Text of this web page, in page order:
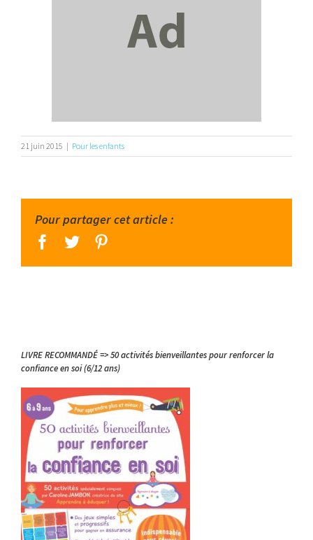
21 juin 2015 | Pour les enfants
Pour partager cet article :
facebook
twitter
LIVRE RECOMMANDÉ => 50 activités bienveillantes pour renforcer la
confiance en soi (6/12 ans)